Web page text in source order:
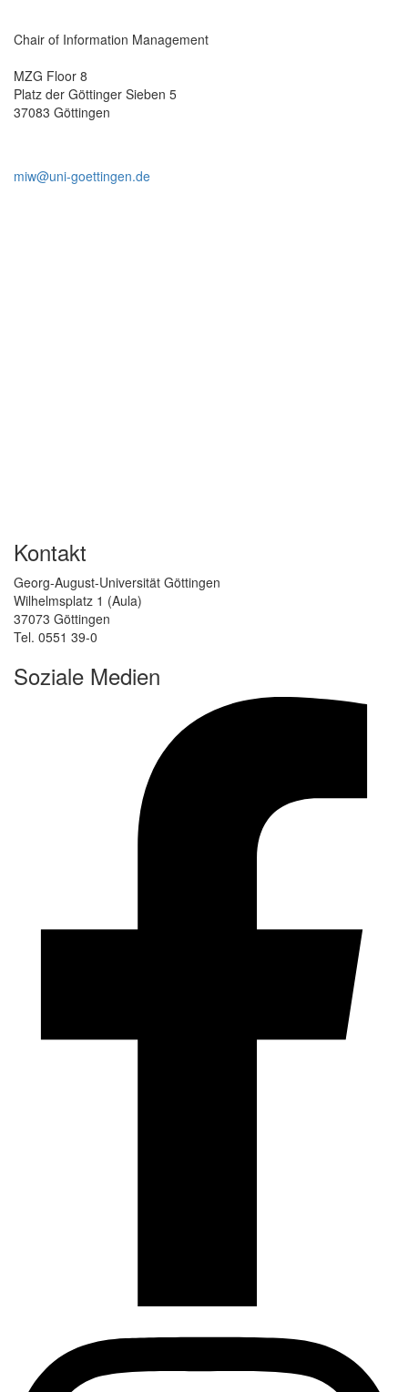
Chair of Information Management
MZG Floor 8
Platz der Göttinger Sieben 5
37083 Göttingen
miw@uni-goettingen.de
Kontakt
Georg-August-Universität Göttingen
Wilhelmsplatz 1 (Aula)
37073 Göttingen
Tel. 0551 39-0
Soziale Medien